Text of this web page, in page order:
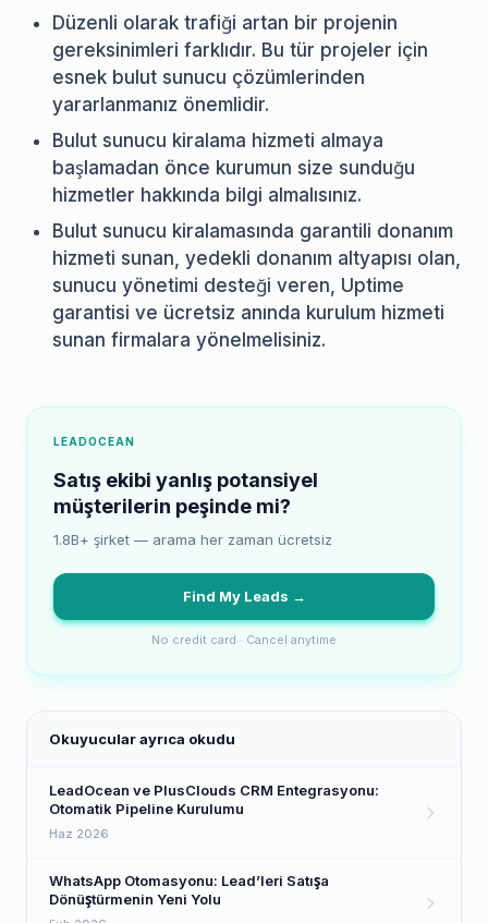
Düzenli olarak trafiği artan bir projenin
gereksinimleri farklıdır. Bu tür projeler için
esnek bulut sunucu çözümlerinden
yararlanmanız önemlidir.
Bulut sunucu kiralama hizmeti almaya
başlamadan önce kurumun size sunduğu
hizmetler hakkında bilgi almalısınız.
Bulut sunucu kiralamasında garantili donanım
hizmeti sunan, yedekli donanım altyapısı olan,
sunucu yönetimi desteği veren, Uptime
garantisi ve ücretsiz anında kurulum hizmeti
sunan firmalara yönelmelisiniz.
LEADOCEAN
Satış ekibi yanlış potansiyel
müşterilerin peşinde mi?
1.8B+ şirket — arama her zaman ücretsiz
Find My Leads →
No credit card · Cancel anytime
Okuyucular ayrıca okudu
LeadOcean ve PlusClouds CRM Entegrasyonu:
Otomatik Pipeline Kurulumu
Haz 2026
WhatsApp Otomasyonu: Lead’leri Satışa
Dönüştürmenin Yeni Yolu